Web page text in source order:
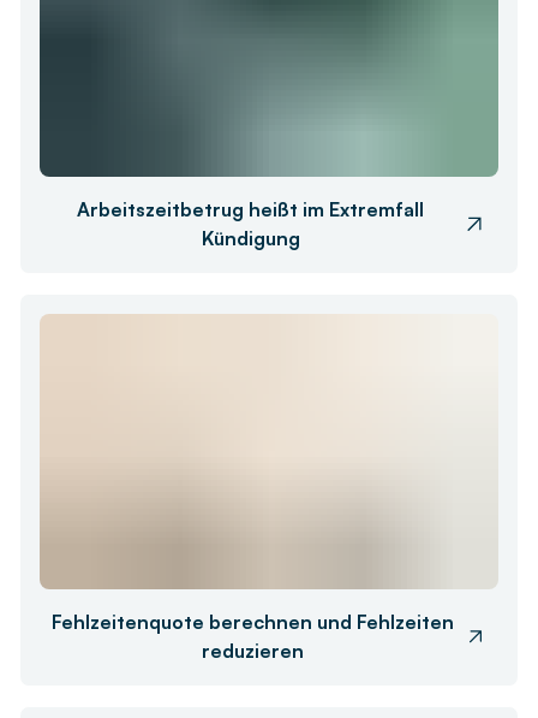
Arbeitszeitbetrug heißt im Extremfall
Kündigung
Fehlzeitenquote berechnen und Fehlzeiten
reduzieren